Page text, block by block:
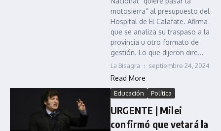
motosierra” al presupuesto del
Hospital de El Calafate. Afirma
que se analiza su traspaso a la
provincia u otro formato de
gestión. Lo que dijeron dire...
La Bisagra septiembre 24, 2024
Read More
Educación Política
URGENTE | Milei
confirmó que vetará la